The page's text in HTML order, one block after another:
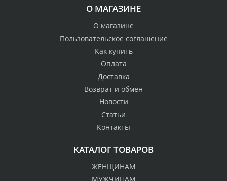
О МАГАЗИНЕ
О магазине
Пользовательское соглашение
Как купить
Оплата
Доставка
Возврат и обмен
Новости
Статьи
Контакты
КАТАЛОГ ТОВАРОВ
ЖЕНЩИНАМ